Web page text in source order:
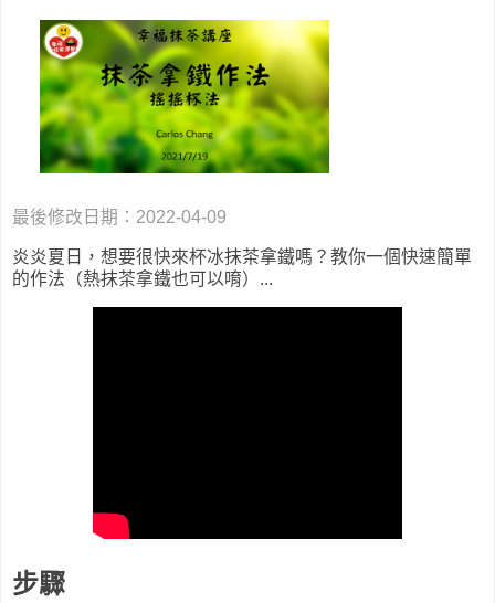
最後修改日期：2022-04-09
炎炎夏日，想要很快來杯冰抹茶拿鐵嗎？教你一個快速簡單
的作法（熱抹茶拿鐵也可以唷）...
步驟